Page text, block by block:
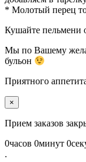
* Молотый перец
Кушайте пельмени
Мы по Вашему
бульон
Приятного
×
Прием заказов
0часов 0минут 0
.